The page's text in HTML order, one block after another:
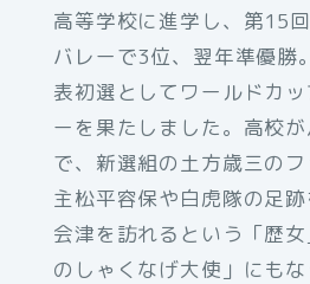
高等学校に進学し、第15
バレーで3位、翌年準優勝
表初選としてワールドカ
ーを果たしました。高校
で、新選組の土方歳三の
主松平容保や白虎隊の足
会津を訪れるという「歴
のしゃくなげ大使」にもな